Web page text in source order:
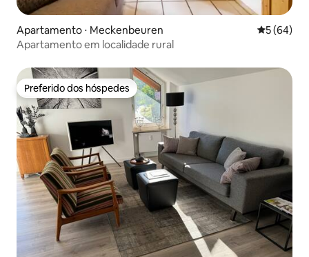
Apartamento ⋅ Meckenbeuren 5 de uma
5 (64)
Apartamento em localidade rural
Preferido dos hóspedes
Preferido dos hóspedes